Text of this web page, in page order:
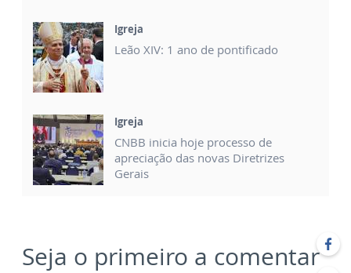
Igreja
Leão XIV: 1 ano de pontificado
Igreja
CNBB inicia hoje processo de
apreciação das novas Diretrizes
Gerais
Seja o primeiro a comentar